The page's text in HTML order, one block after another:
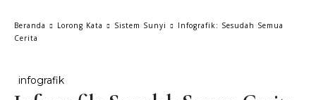
Metafisik-Naratif Penutup
ESAI RESONANSI FRAKTAL INFOGRAFIK
Beranda Lorong Kata Sistem Sunyi
Infografik: Sesudah Semua
Cerita
infografik